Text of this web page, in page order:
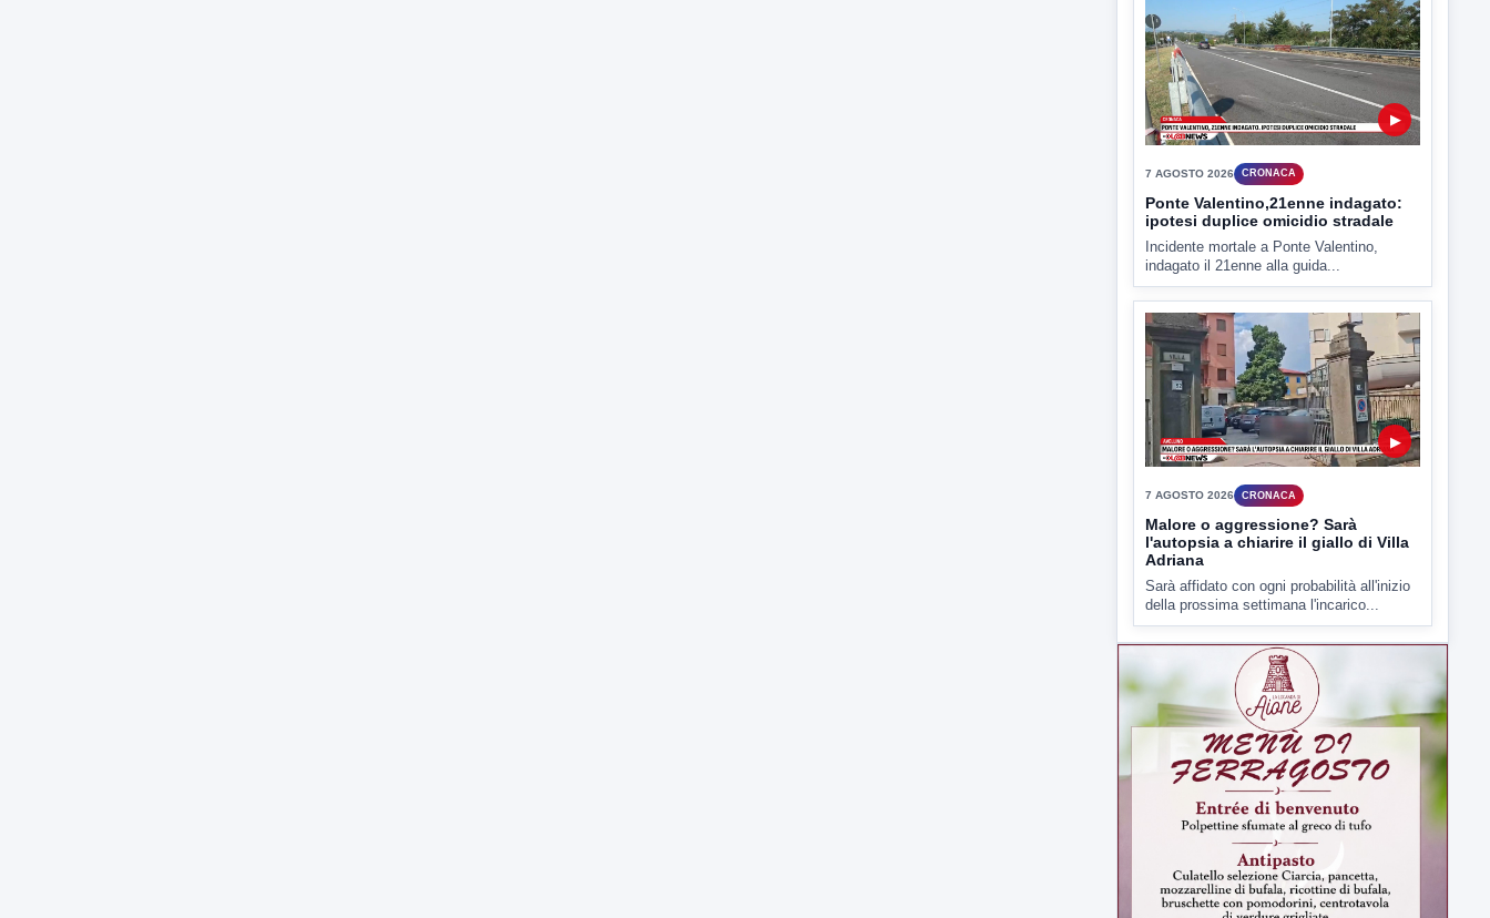
7 AGOSTO 2026 CRONACA
Ponte Valentino,21enne indagato:
ipotesi duplice omicidio stradale
Incidente mortale a Ponte Valentino,
indagato il 21enne alla guida...
7 AGOSTO 2026 CRONACA
Malore o aggressione? Sarà
l'autopsia a chiarire il giallo di Villa
Adriana
Sarà affidato con ogni probabilità all'inizio
della prossima settimana l'incarico...